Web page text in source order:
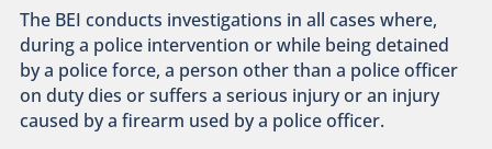
The BEI conducts investigations in all cases where,
during a police intervention or while being detained
by a police force, a person other than a police officer
on duty dies or suffers a serious injury or an injury
caused by a firearm used by a police officer.